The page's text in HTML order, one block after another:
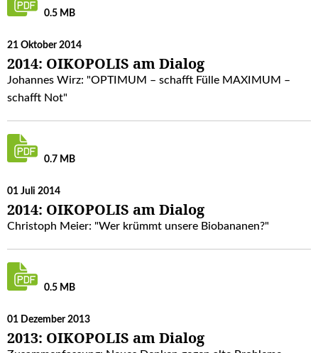
0.5 MB
21 Oktober 2014
2014: OIKOPOLIS am Dialog
Johannes Wirz: "OPTIMUM – schafft Fülle MAXIMUM –
schafft Not"
0.7 MB
01 Juli 2014
2014: OIKOPOLIS am Dialog
Christoph Meier: "Wer krümmt unsere Biobananen?"
0.5 MB
01 Dezember 2013
2013: OIKOPOLIS am Dialog